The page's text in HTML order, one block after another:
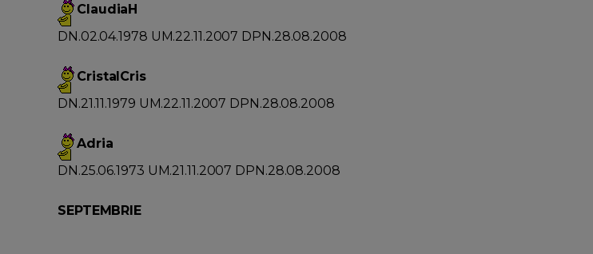
ClaudiaH
DN.02.04.1978 UM.22.11.2007 DPN.28.08.2008
CristalCris
DN.21.11.1979 UM.22.11.2007 DPN.28.08.2008
Adria
DN.25.06.1973 UM.21.11.2007 DPN.28.08.2008
SEPTEMBRIE